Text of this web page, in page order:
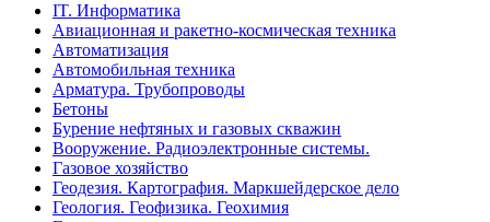
IT. Информатика
Авиационная и ракетно-космическая техника
Автоматизация
Автомобильная техника
Арматура. Трубопроводы
Бетоны
Бурение нефтяных и газовых скважин
Вооружение. Радиоэлектронные системы.
Газовое хозяйство
Геодезия. Картография. Маркшейдерское дело
Геология. Геофизика. Геохимия